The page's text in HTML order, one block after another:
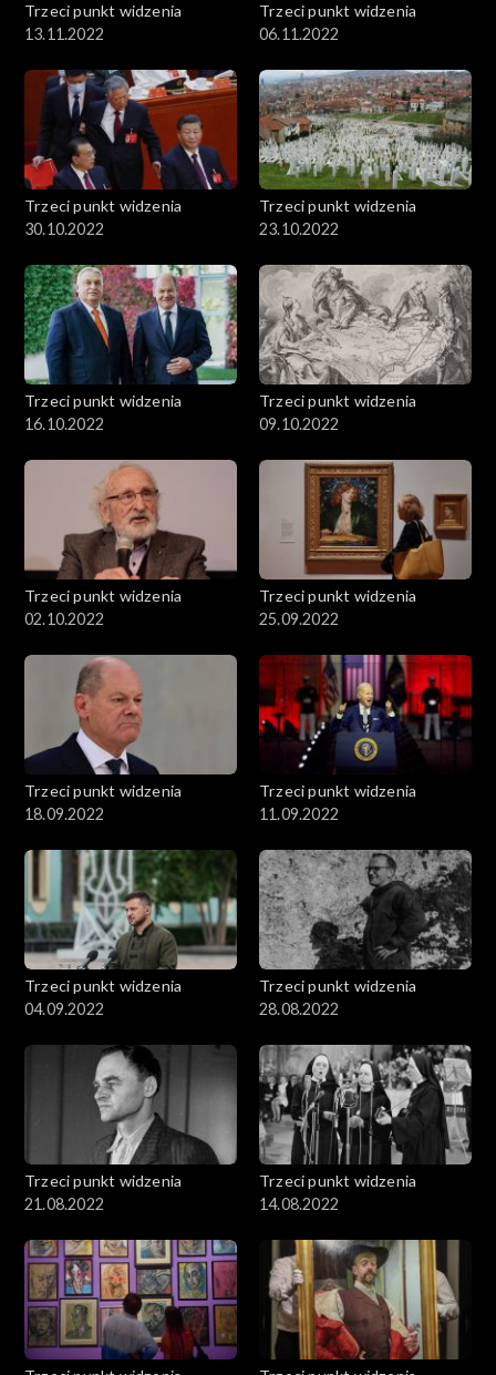
Trzeci punkt widzenia
13.11.2022
Trzeci punkt widzenia
06.11.2022
Trzeci punkt widzenia
30.10.2022
Trzeci punkt widzenia
23.10.2022
Trzeci punkt widzenia
16.10.2022
Trzeci punkt widzenia
09.10.2022
Trzeci punkt widzenia
02.10.2022
Trzeci punkt widzenia
25.09.2022
Trzeci punkt widzenia
18.09.2022
Trzeci punkt widzenia
11.09.2022
Trzeci punkt widzenia
04.09.2022
Trzeci punkt widzenia
28.08.2022
Trzeci punkt widzenia
21.08.2022
Trzeci punkt widzenia
14.08.2022